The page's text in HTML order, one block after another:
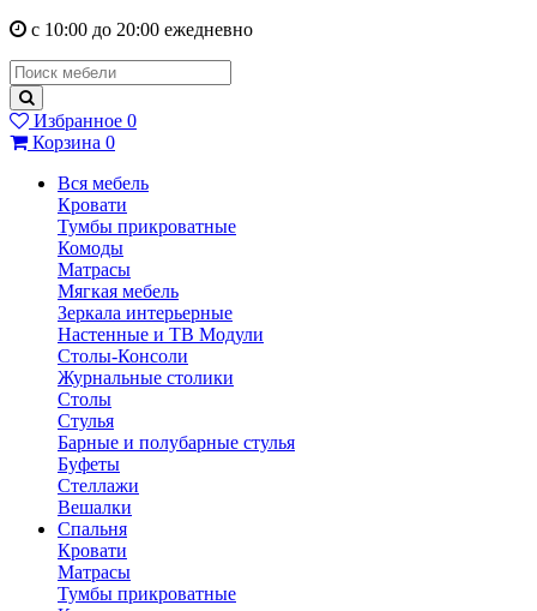
с 10:00 до 20:00 ежедневно
Избранное 0
Корзина 0
Вся мебель
Кровати
Тумбы прикроватные
Комоды
Матрасы
Мягкая мебель
Зеркала интерьерные
Настенные и ТВ Модули
Столы-Консоли
Журнальные столики
Столы
Стулья
Барные и полубарные стулья
Буфеты
Стеллажи
Вешалки
Cпальня
Кровати
Матрасы
Тумбы прикроватные